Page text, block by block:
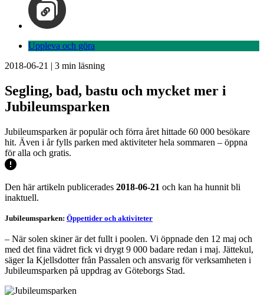
Uppleva och göra
2018-06-21 | 3 min läsning
Segling, bad, bastu och mycket mer i
Jubileumsparken
Jubileumsparken är populär och förra året hittade 60 000 besökare
hit. Även i år fylls parken med aktiviteter hela sommaren – öppna
för alla och gratis.
Den här artikeln publicerades 2018-06-21 och kan ha hunnit bli
inaktuell.
Jubileumsparken: Öppettider och aktiviteter
– När solen skiner är det fullt i poolen. Vi öppnade den 12 maj och
med det fina vädret fick vi drygt 9 000 badare redan i maj. Jättekul,
säger Ia Kjellsdotter från Passalen och ansvarig för verksamheten i
Jubileumsparken på uppdrag av Göteborgs Stad.